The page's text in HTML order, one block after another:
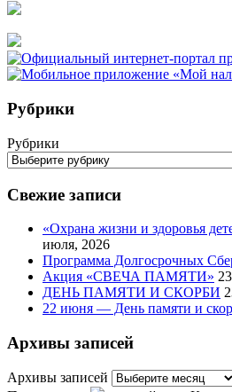
Рубрики
Рубрики
Свежие записи
«Охрана жизни и здоровья
июля, 2026
Программа Долгосрочных
Акция «СВЕЧА ПАМЯТИ»
ДЕНЬ ПАМЯТИ И СКОРБИ
22 июня — День памяти и
Архивы записей
Архивы записей